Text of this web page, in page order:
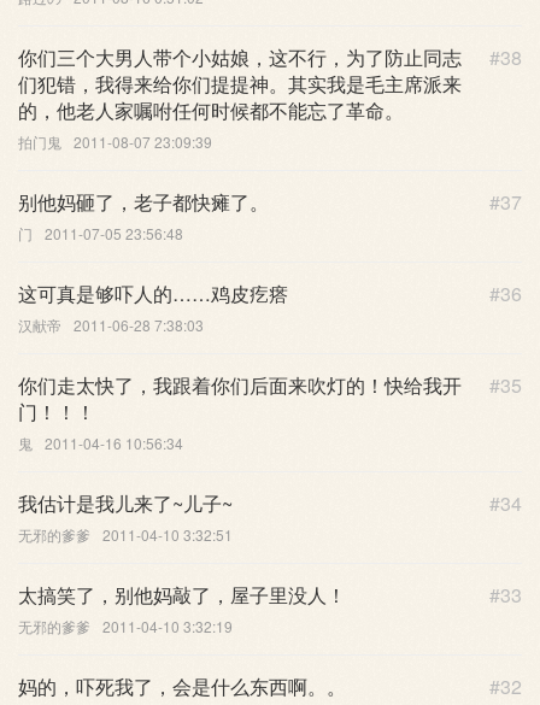
#38
你们三个大男人带个小姑娘，这不行，为了防止同志
们犯错，我得来给你们提提神。其实我是毛主席派来
的，他老人家嘱咐任何时候都不能忘了革命。
拍门鬼 2011-08-07 23:09:39
#37
别他妈砸了，老子都快瘫了。
门 2011-07-05 23:56:48
#36
这可真是够吓人的……鸡皮疙瘩
汉献帝 2011-06-28 7:38:03
#35
你们走太快了，我跟着你们后面来吹灯的！快给我开
门！！！
鬼 2011-04-16 10:56:34
#34
我估计是我儿来了~儿子~
无邪的爹爹 2011-04-10 3:32:51
#33
太搞笑了，别他妈敲了，屋子里没人！
无邪的爹爹 2011-04-10 3:32:19
#32
妈的，吓死我了，会是什么东西啊。。